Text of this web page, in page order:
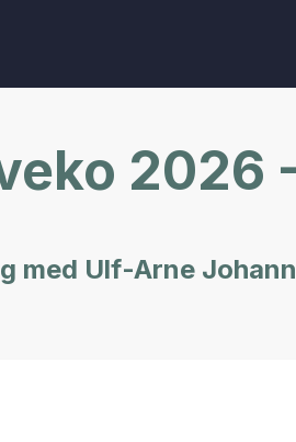
2026
med Ulf-Arne